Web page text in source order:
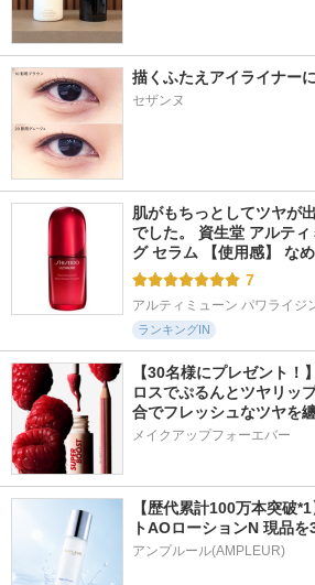
描くふたえアイライナー
セザンヌ
肌がもちっとしてツヤが
でした。 資生堂 アルテ
グ セラム 【使用感】 な
7
アルティミューン パワライジ
ランキングIN
【30名様にプレゼント！
ロスでぷるんとツヤリッ
合でフレッシュなツヤを
メイクアップフォーエバー
【歴代累計100万本突破
トAOローションN 現品
アンプルール(AMPLEUR)